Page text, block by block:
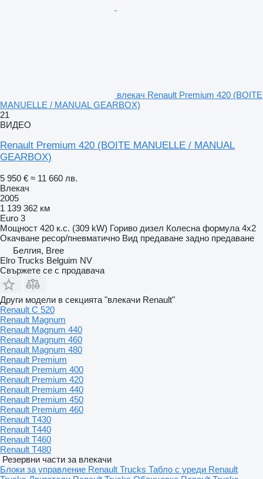
влекач Renault Premium 420 (BOITE
MANUELLE / MANUAL GEARBOX)
21
ВИДЕО
Renault Premium 420 (BOITE MANUELLE / MANUAL
GEARBOX)
5 950 € ≈ 11 660 лв.
Влекач
2005
1 139 362 км
Euro 3
Мощност 420 к.с. (309 kW) Гориво дизел Колесна формула 4x2
Окачване ресор/пневматично Вид предаване задно предаване
Белгия, Bree
Elro Trucks Belguim NV
Свържете се с продавача
Други модели в секцията "влекачи Renault"
Renault C 520
Renault Magnum
Renault Magnum 440
Renault Magnum 460
Renault Magnum 480
Renault Premium
Renault Premium 400
Renault Premium 420
Renault Premium 440
Renault Premium 450
Renault Premium 460
Renault T430
Renault T440
Renault T460
Renault T480
Резервни части за влекачи
Блоки за управление Renault Trucks Табло с уреди Renault